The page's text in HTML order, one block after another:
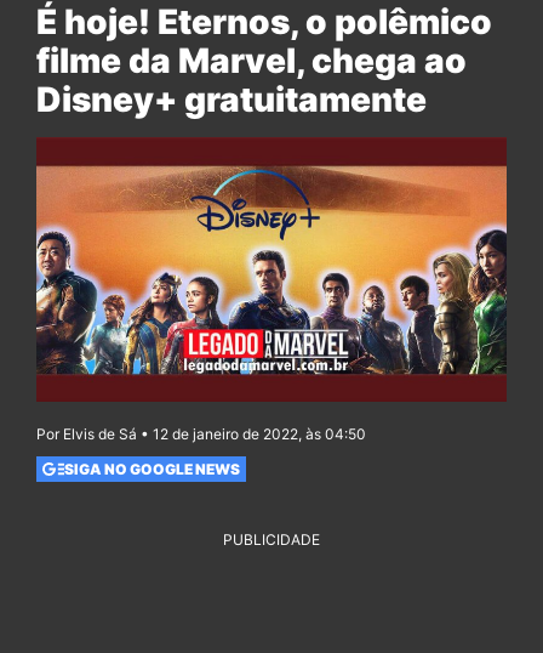
É hoje! Eternos, o polêmico
filme da Marvel, chega ao
Disney+ gratuitamente
Por Elvis de Sá • 12 de janeiro de 2022, às 04:50
SIGA NO GOOGLE NEWS
PUBLICIDADE